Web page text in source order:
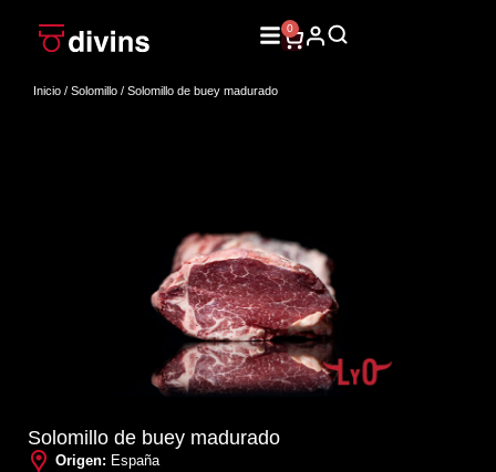
0
Inicio/ Solomillo/ Solomillo de buey madurado
Solomillo de buey madurado
Origen: España